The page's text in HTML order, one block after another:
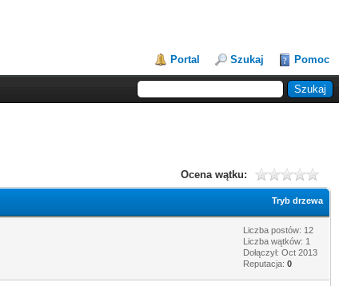
Portal Szukaj Pomoc
Ocena wątku:
Tryb drzewa
Liczba postów: 12
Liczba wątków: 1
Dołączył: Oct 2013
Reputacja: 0